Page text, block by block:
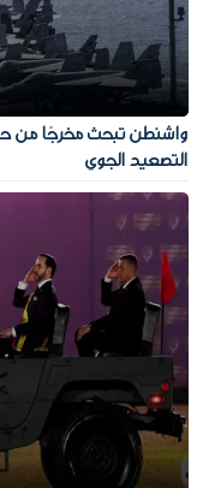
واشنطن تبحث مخرجًا من
التصعيد الجوي